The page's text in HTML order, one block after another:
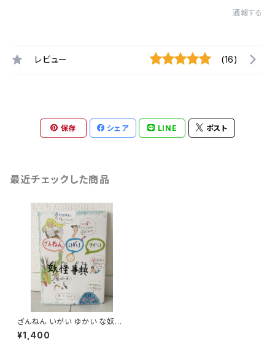
通報する
レビュー (16)
保存 シェア LINE ポスト
最近チェックした商品
ざんねん いがい ゆかい な妖怪
事典 小学生妖怪博士アラタが描
いた妖怪の本です
¥1,400